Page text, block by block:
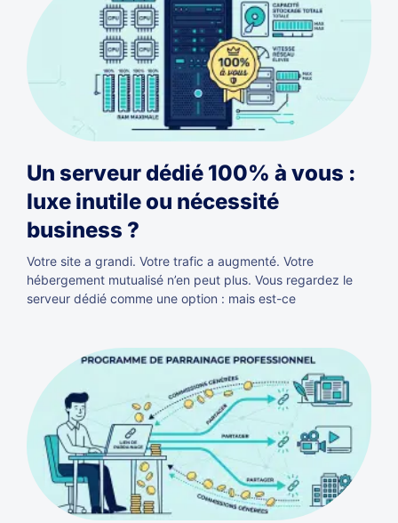
Un serveur dédié 100% à vous :
luxe inutile ou nécessité
business ?
Votre site a grandi. Votre trafic a augmenté. Votre
hébergement mutualisé n’en peut plus. Vous regardez le
serveur dédié comme une option : mais est-ce